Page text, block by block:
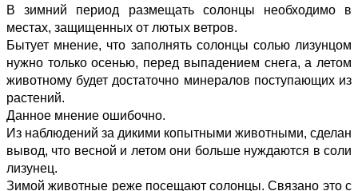
В зимний период размещать солонцы необходимо в
местах, защищенных от лютых ветров.
Бытует мнение, что заполнять солонцы солью лизунцом
нужно только осенью, перед выпадением снега, а летом
животному будет достаточно минералов поступающих из
растений.
Данное мнение ошибочно.
Из наблюдений за дикими копытными животными, сделан
вывод, что весной и летом они больше нуждаются в соли
лизунец.
Зимой животные реже посещают солонцы. Связано это с